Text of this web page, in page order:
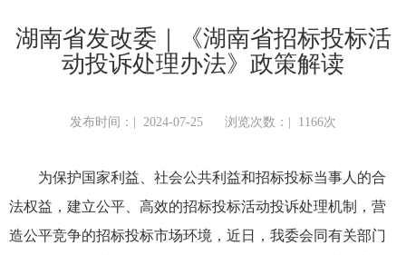
湖南省发改委｜《湖南省招标投标活
动投诉处理办法》政策解读
发布时间：| 2024-07-25 浏览次数：| 1166次
为保护国家利益、社会公共利益和招标投标当事人的合
法权益，建立公平、高效的招标投标活动投诉处理机制，营
造公平竞争的招标投标市场环境，近日，我委会同有关部门